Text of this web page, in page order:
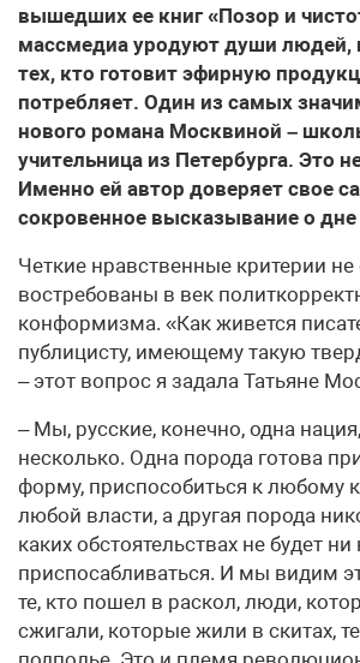
вышедших ее книг «Позор и
массмедиа уродуют души людей,
тех, кто готовит эфирную
потребляет. Один из самых
нового романа Москвиной –
учительница из Петербурга. Это
Именно ей автор доверяет свое
сокровенное высказывание о
Четкие нравственные критерии не
востребованы в век
конформизма. «Как живется
публицисту, имеющему такую
– этот вопрос я задала Татьяне
– Мы, русские, конечно, одна
несколько. Одна порода готова
форму, приспособиться к любому
любой власти, а другая порода
каких обстоятельствах не будет ни
приспосабливаться. И мы видим
те, кто пошел в раскол, люди,
сжигали, которые жили в скитах,